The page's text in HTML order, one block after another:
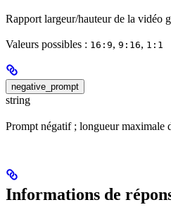
Rapport largeur/hauteur de la vidéo
Valeurs possibles : 16:9, 9:16, 1:1
negative_prompt
string
Prompt négatif ; longueur maximale
Informations de